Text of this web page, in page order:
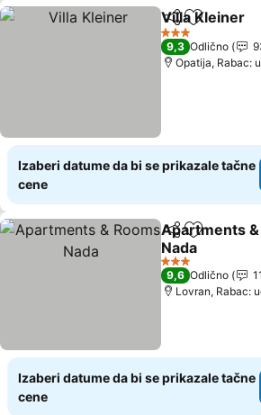
Deli Dodati u
Villa Kleiner
3 Zvezdice
9,3 Odlično
Opatija, Rabac:
Izaberi datume da bi se prikazale tačne
cene
Deli Dodati u
Apartments
Nada
3 Zvezdice
9,6 Odlično
Lovran, Rabac:
Izaberi datume da bi se prikazale tačne
cene